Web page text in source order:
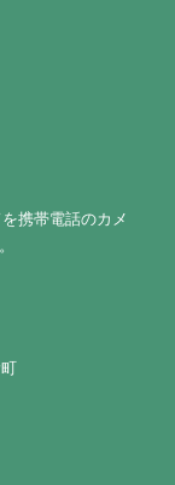
携帯電話のカメ